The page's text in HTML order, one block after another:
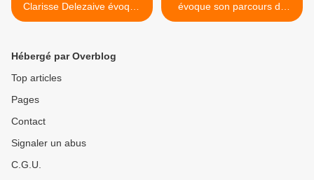
Clarisse Delezaive évoque
ses chroniques
notamment sa chaine
évoque son parcours de
réalisatrice, ses actualités
Hébergé par Overblog
Top articles
Pages
Contact
Signaler un abus
C.G.U.